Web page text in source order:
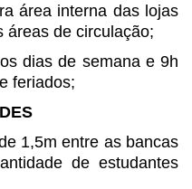
área interna das lojas
áreas de circulação;
dias de semana e9h
feriados;
1,5m entre as bancas
de estudantes